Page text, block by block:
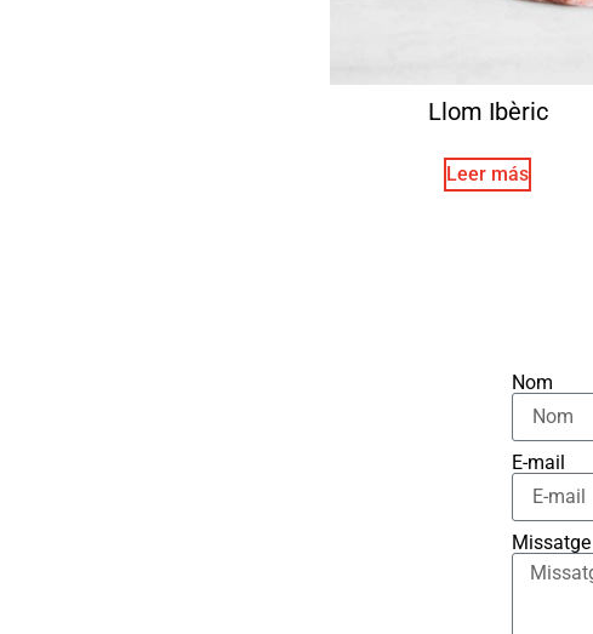
Llom Ibèric
Leer más
Nom
E-mail
Missatge